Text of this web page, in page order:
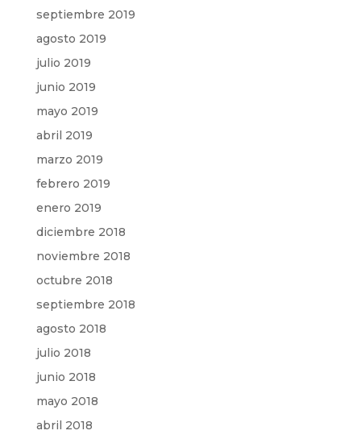
septiembre 2019
agosto 2019
julio 2019
junio 2019
mayo 2019
abril 2019
marzo 2019
febrero 2019
enero 2019
diciembre 2018
noviembre 2018
octubre 2018
septiembre 2018
agosto 2018
julio 2018
junio 2018
mayo 2018
abril 2018